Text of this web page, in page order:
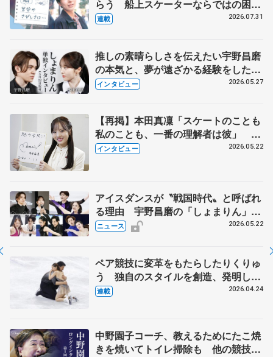
らう 船上スケーターならではの困難
とは 影響あったPIW前キャプテン松
連載 2026.07.31
推しの素晴らしさを伝えたい宇野昌磨
の本気と、夢が遠ざかる経験をした本
田真凜の覚悟
インタビュー 2026.05.27
【再掲】本田真凜「スケートのことも
私のことも、一番の理解者は彼」 引
退時の単独インタビューで語った競技
インタビュー 2026.05.22
アイスダンスが〝戦国時代〟と呼ばれ
る理由 宇野昌磨の「しょまりん」ら
実力者が相次いで参戦 国内の競争激
ニュース 2026.05.22
ペア競技に変革をもたらしたりくりゅ
う 独自のスタイルを創造、発明した
【引退発表後②】
連載 2026.04.24
中野園子コーチ、教えるためにたこ焼
きを焼いてトイレ掃除も 他の競技に